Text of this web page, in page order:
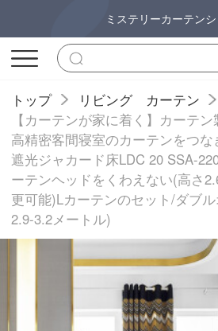
ミステリーカーテン
トップ
リビング カーテン
【カーテンが家に着く】カーテ
高精密客間寝室のカーテンをつ
遮光ジャカード床LDC 20 SSA-
ーテンヘッドをくわえない(高さ
更可能)Lカーテンのセット/ダブ
2.9-3.2メートル)